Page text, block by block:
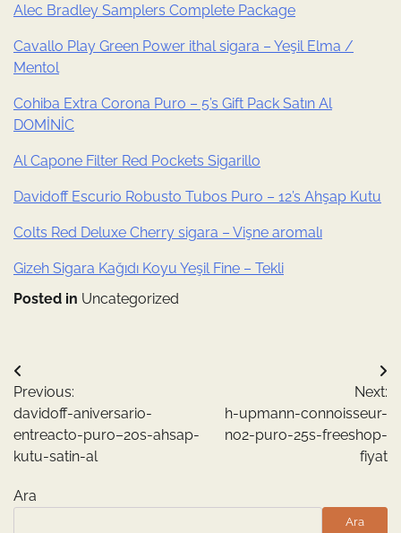
Alec Bradley Samplers Complete Package
Cavallo Play Green Power ithal sigara – Yeşil Elma /
Mentol
Cohiba Extra Corona Puro – 5’s Gift Pack Satın Al
DOMİNİC
Al Capone Filter Red Pockets Sigarillo
Davidoff Escurio Robusto Tubos Puro – 12’s Ahşap Kutu
Colts Red Deluxe Cherry sigara – Vişne aromalı
Gizeh Sigara Kağıdı Koyu Yeşil Fine – Tekli
Posted in Uncategorized
Yazı
gezinmesi
Previous:
davidoff-aniversario-
entreacto-puro–20s-ahsap-
kutu-satin-al
Next:
h-upmann-connoisseur-
no2-puro-25s-freeshop-
fiyat
Ara
Ara